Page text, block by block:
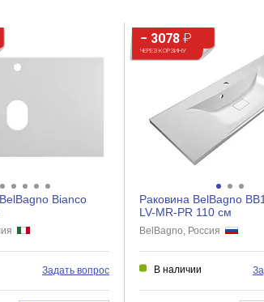
Bianco
Задать вопрос
− 3078 ₽
ЧЕРЕЗ КОРЗИНУ
Раковина BelBagno
LV-MR-PR 110 см
BelBagno, Россия
В наличии